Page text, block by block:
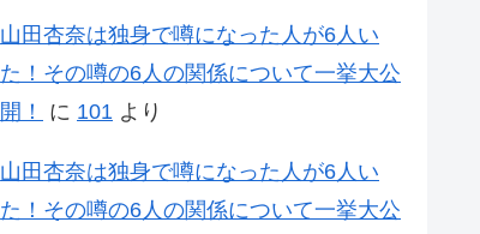
山田杏奈は独身で噂になった人が6人い
た！その噂の6人の関係について一挙大公
開！
に 101 より
山田杏奈は独身で噂になった人が6人い
た！その噂の6人の関係について一挙大公